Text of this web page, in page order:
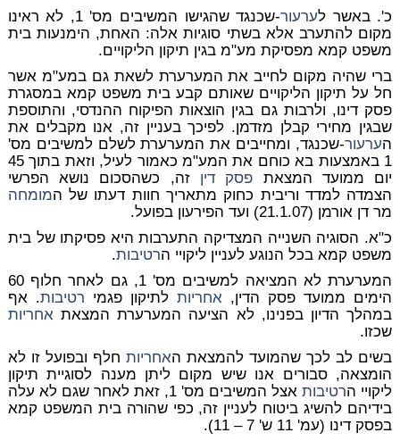
כ'. באשר לערעור
-שכנגד שהגישו המשיבים מס' 1, לא ראינו
מקום להתערב אלא בשתי סוגיות אלה: האחת, הימנעות בית
משפט קמא מפסיקת מע"מ בגין תיקון הליקויים.
ברי שהיה מקום לחייב את המערערת לשאת גם במע"מ אשר
חל על תיקון הליקויים שאותם קבע בית משפט קמא במסגרת
פסק דינו, ולרבות גם בגין הוצאות הפיקוח ההנדסי, והתוספת
שבגין מחירי קבלן מזדמן. לפיכך בעניין זה, אנו מקבלים את
הערעור-שכנגד, ומחייבים את המערערת לשלם למשיבים מס'
1 באמצעות בא כוחם את המע"מ כאמור לעיל, וזאת בתוך 45
יום ממועד המצאת פסק דין זה, כשהסכום נושא הפרשי
הצמדה למדד וריבית כחוק מתאריך חוות דעתו של המומחה
מר דן אורמן (21.1.07) ועד הפירעון בפועל.
כ"א. הסוגיה השנייה המצדיקה התערבות היא פסיקתו של בית
משפט קמא בכל הנוגע לעניין ליקויי הרטיבות.
המערערת לא המציאה למשיבים מס' 1, גם לאחר חלוף 60
הימים ממועד פסק הדין, אחריות לתיקון פגמי רטיבות. אף
במהלך הדיון בפנינו, לא הציעה המערערת המצאת אחריות
שכזו.
בשים לב לכך שהמועד להמצאת האחריות חלף ובפועל זו לא
הומצאה, סבורים אנו שיש מקום ליתן מענה לסוגיית תיקון
ליקויי הרטיבות
אצל המשיבים מס' 1, זאת לאחר שגם לא עלה
בידיהם להשיג ביטוח לעניין זה, כפי שהורה בית המשפט קמא
בפסק דינו (עמ' 11 ש' 7 – 11).